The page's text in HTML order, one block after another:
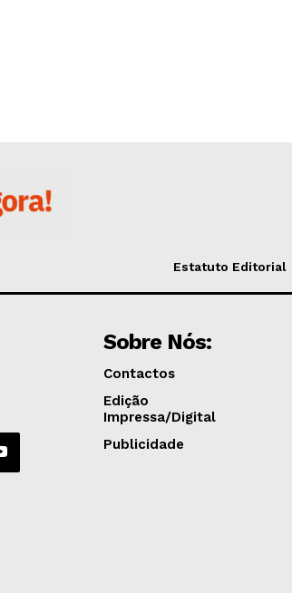
Estatuto Editorial
Sobre Nós:
Contactos
Edição
Impressa/Digital
Publicidade